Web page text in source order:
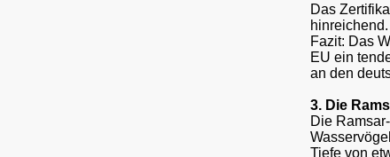
Das
Fazit: Das
EU ein
an den
3. Die
Die
Tiefe von